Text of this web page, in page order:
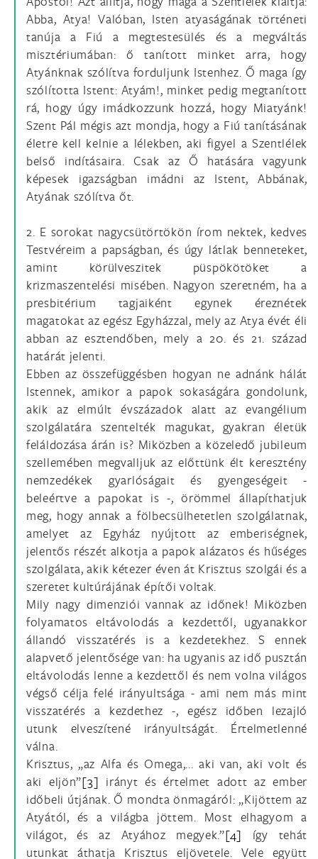
Abba, Atya! Valóban, Isten atyaságának történeti
tanúja a Fiú a megtestesülés és a megváltás
misztériumában: ő tanított minket arra, hogy
Atyánknak szólítva forduljunk Istenhez. Ő maga így
szólította Istent: Atyám!, minket pedig megtanított
rá, hogy úgy imádkozzunk hozzá, hogy Miatyánk!
Szent Pál mégis azt mondja, hogy a Fiú tanításának
életre kell kelnie a lélekben, aki figyel a Szentlélek
belső indításaira. Csak az Ő hatására vagyunk
képesek igazságban imádni az Istent, Abbának,
Atyának szólítva őt.
2. E sorokat nagycsütörtökön írom nektek, kedves
Testvéreim a papságban, és úgy látlak benneteket,
amint körülveszitek püspökötöket a
krizmaszentelési misében. Nagyon szeretném, ha a
presbitérium tagjaiként egynek éreznétek
magatokat az egész Egyházzal, mely az Atya évét éli
abban az esztendőben, mely a 20. és 21. század
határát jelenti.
Ebben az összefüggésben hogyan ne adnánk hálát
Istennek, amikor a papok sokaságára gondolunk,
akik az elmúlt évszázadok alatt az evangélium
szolgálatára szentelték magukat, gyakran életük
feláldozása árán is? Miközben a közeledő jubileum
szellemében megvalljuk az előttünk élt keresztény
nemzedékek gyarlóságait és gyengeségeit -
beleértve a papokat is -, örömmel állapíthatjuk
meg, hogy annak a fölbecsülhetetlen szolgálatnak,
amelyet az Egyház nyújtott az emberiségnek,
jelentős részét alkotja a papok alázatos és hűséges
szolgálata, akik kétezer éven át Krisztus szolgái és a
szeretet kultúrájának építői voltak.
Mily nagy dimenziói vannak az időnek! Miközben
folyamatos eltávolodás a kezdettől, ugyanakkor
állandó visszatérés is a kezdetekhez. S ennek
alapvető jelentősége van: ha ugyanis az idő pusztán
eltávolodás lenne a kezdettől és nem volna világos
végső célja felé irányultsága - ami nem más mint
visszatérés a kezdethez -, egész időben lezajló
utunk elveszítené irányultságát. Értelmetlenné
válna.
Krisztus, „az Alfa és Omega,... aki van, aki volt és
aki eljön”[3] irányt és értelmet adott az ember
időbeli útjának. Ő mondta önmagáról: „Kijöttem az
Atyától, és a világba jöttem. Most elhagyom a
világot, és az Atyához megyek.”[4] így tehát
utunkat áthatja Krisztus eljövetele. Vele együtt